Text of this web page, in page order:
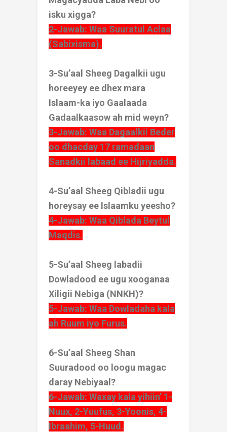
isku xigga?
2-Jawab: Waa Suuratul Aclaa
(Sabixisma).
3-Su’aal Sheeg Dagalkii ugu
horeeyey ee dhex mara
Islaam-ka iyo Gaalaada
Gadaalkaasow ah mid weyn?
3-Jawab: Waa Dagaalkii Beder
oo dhacday 17 ramadaan
Sanadkii labaad ee Hijriyadda.
4-Su’aal Sheeg Qibladii ugu
horeysay ee Islaamku yeesho?
4-Jawab: Waa Qiblada Beytul
Maqdis.
5-Su’aal Sheeg labadii
Dowladood ee ugu xooganaa
Xiligii Nebiga (NNKH)?
5-Jawab: Waa Dowladaha kala
ah Ruum iyo Furus.
6-Su’aal Sheeg Shan
Suuradood oo loogu magac
daray Nebiyaal?
6-Jawab: Waxay kala yihiin’ 1-
Nuux, 2-Yuufus, 3-Yoonis, 4-
Ibraahim, 5-Huud.